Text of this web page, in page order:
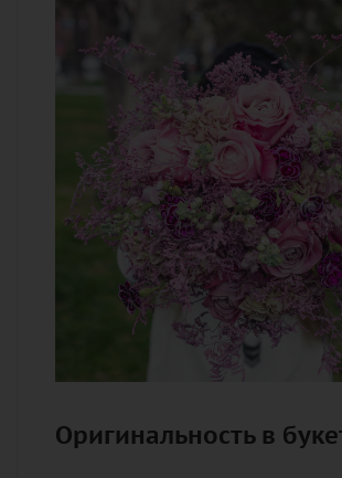
Оригинальность в